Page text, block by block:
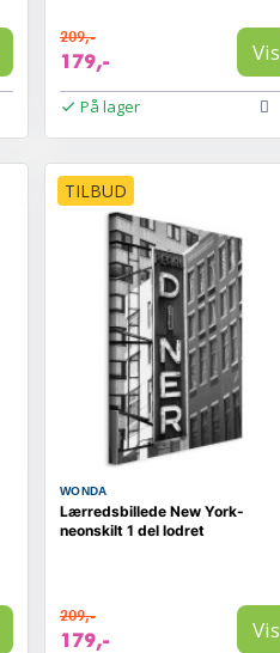
209,-
179,- Vis
På lager
TILBUD
WONDA
Lærredsbillede New York-
neonskilt 1 del lodret
209,-
179,- Vis